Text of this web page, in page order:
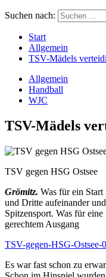
Suchen nach:
Start
Allgemein
TSV-Mädels
Allgemein
Handball
WJC
TSV-Mädels
TSV gegen HSG Ostsee
Grömitz. Was für ein
und Dritte aufeinander
Spitzensport. Was für
gerechtem Ausgang
TSV-gegen-HSG-Ostsee-
Es war fast schon zu